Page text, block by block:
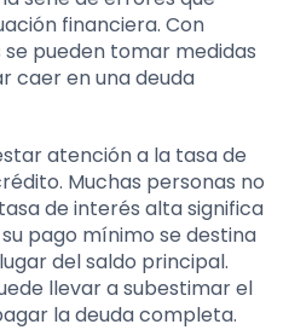
financiera. Con
pueden tomar medidas
caer en una deuda
atención a la tasa de
Muchas personas no
de interés alta significa
pago mínimo se destina
del saldo principal.
llevar a subestimar el
la deuda completa.